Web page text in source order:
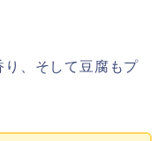
、そして豆腐もプ